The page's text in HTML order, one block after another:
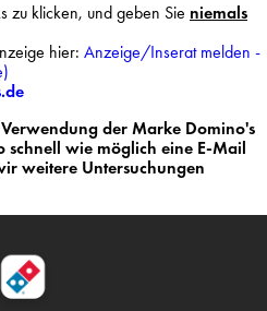
zu klicken, und geben Sie niemals
hier: Anzeige/Inserat melden -
der Marke Domino's
schnell wie möglich eine E-Mail
weitere Untersuchungen